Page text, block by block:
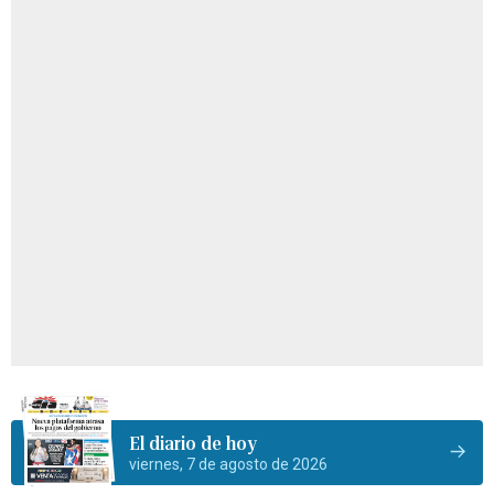
El diario de hoy
viernes, 7 de agosto de 2026